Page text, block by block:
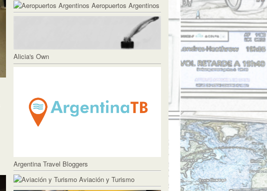
Aeropuertos Argentinos
Alicia's Own
Argentina Travel Bloggers
Aviación y Turismo